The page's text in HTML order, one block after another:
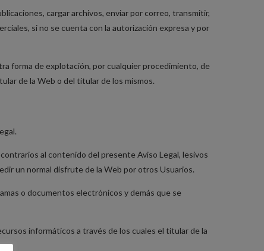
cargar archivos, enviar por correo, transmitir,
si no se cuenta con la autorización expresa y por
forma de explotación, por cualquier procedimiento, de
de la Web o del titular de los mismos.
al contenido del presente Aviso Legal, lesivos
un normal disfrute de la Web por otros Usuarios.
o documentos electrónicos y demás que se
informáticos a través de los cuales el titular de la